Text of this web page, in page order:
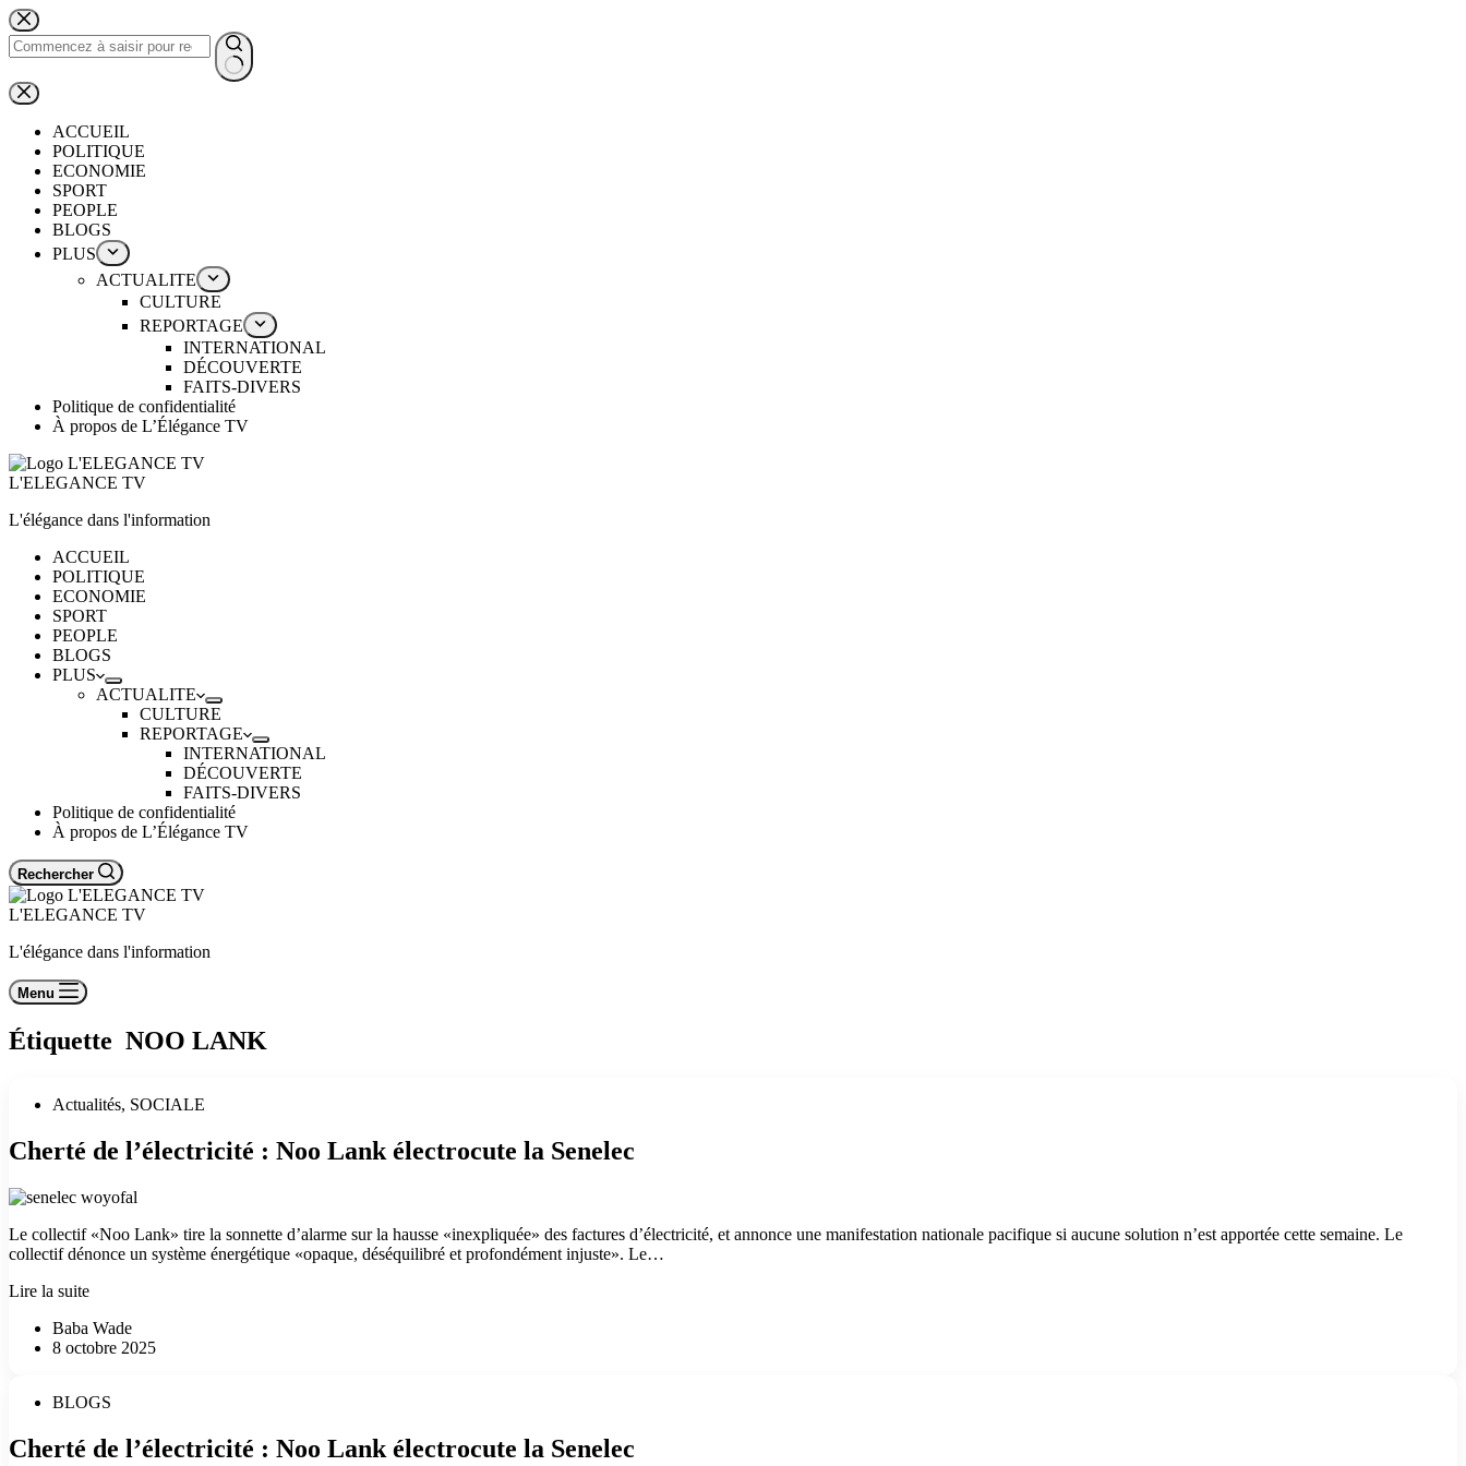
ACCUEIL
POLITIQUE
ECONOMIE
SPORT
PEOPLE
BLOGS
PLUS
ACTUALITE
CULTURE
REPORTAGE
INTERNATIONAL
DÉCOUVERTE
FAITS-DIVERS
Politique de confidentialité
À propos de L’Élégance TV
L'ELEGANCE TV
L'élégance dans l'information
ACCUEIL
POLITIQUE
ECONOMIE
SPORT
PEOPLE
BLOGS
PLUS
ACTUALITE
CULTURE
REPORTAGE
INTERNATIONAL
DÉCOUVERTE
FAITS-DIVERS
Politique de confidentialité
À propos de L’Élégance TV
Rechercher
L'ELEGANCE TV
L'élégance dans l'information
Menu
Étiquette NOO LANK
Actualités, SOCIALE
Cherté de l’électricité : Noo Lank électrocute la Senelec
Le collectif «Noo Lank» tire la sonnette d’alarme sur la hausse «inexpliquée» des factures d’électricité, et annonce une manifestation nationale pacifique si aucune solution n’est apportée cette semaine. Le
collectif dénonce un système énergétique «opaque, déséquilibré et profondément injuste». Le…
Lire la suite
Baba Wade
8 octobre 2025
BLOGS
Cherté de l’électricité : Noo Lank électrocute la Senelec